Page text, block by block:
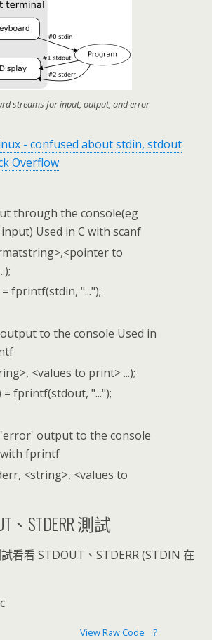
streams for input, output, and error
- confused about stdin, stdout
Overflow
through the console(eg
Used in C with scanf
to
fprintf(stdin, "...");
to the console Used in
<values to print> ...);
fprintf(stdout, "...");
output to the console
with fprintf
<string>, <values to
、STDERR 測試
看看 STDOUT、STDERR (STDIN 在
View Raw Code ?